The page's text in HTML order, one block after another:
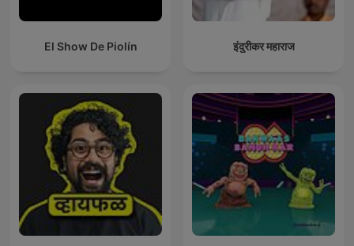
El Show De Piolín इंदुरीकर महाराज